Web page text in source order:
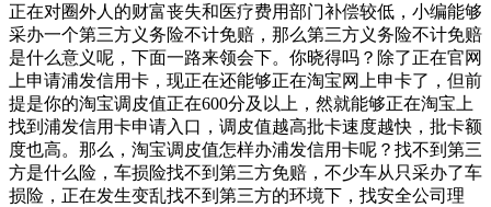
正在对圈外人的财富丧失和医疗费用部门补偿较低，小编能够
采办一个第三方义务险不计免赔，那么第三方义务险不计免赔
是什么意义呢，下面一路来领会下。你晓得吗？除了正在官网
上申请浦发信用卡，现正在还能够正在淘宝网上申卡了，但前
提是你的淘宝调皮值正在600分及以上，然就能够正在淘宝上
找到浦发信用卡申请入口，调皮值越高批卡速度越快，批卡额
度也高。那么，淘宝调皮值怎样办浦发信用卡呢？找不到第三
方是什么险，车损险找不到第三方免赔，不少车从只采办了车
损险，正在发生变乱找不到第三方的环境下，找安全公司理